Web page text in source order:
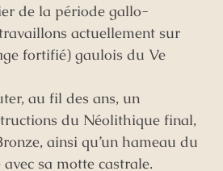
de la période gallo-
actuellement sur
fortifié) gaulois du Ve
au fil des ans, un
du Néolithique final,
ainsi qu’un hameau du
sa motte castrale.